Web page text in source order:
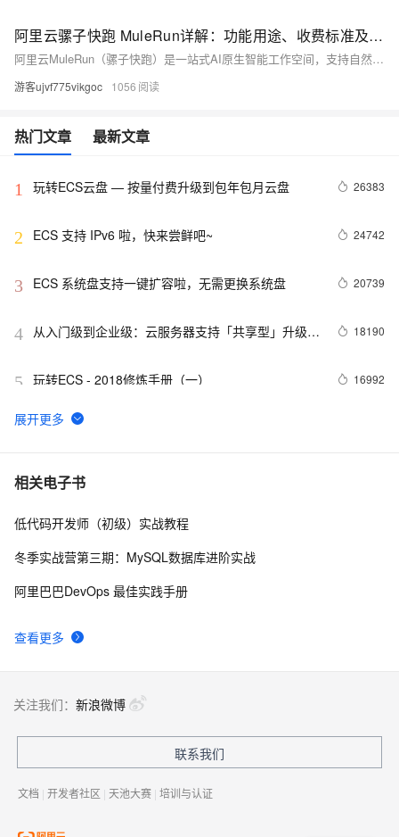
阿里云骡子快跑 MuleRun详解：功能用途、收费标准及完整使用指南
阿里云MuleRun（骡子快跑）是一站式AI原生智能工作空间，支持自然语言驱动任务执行，具备四层记忆、主动智能与可信沙箱等能力，深度集成电商、CRM等数据源，助力企业自动化运营、多平台触达与分析提效。提供Team版（420元/席/月）和Enterprise版（2500元/席/年）。MuleRun（骡子快跑）官网：https://t.aliyun.com/U/gSCv7v
游客ujvf775vikgoc 1056
热门文章 最新文章
1 玩转ECS云盘 — 按量付费升级到包年包月云盘 26383
2 ECS 支持 IPv6 啦，快来尝鲜吧~ 24742
3 ECS 系统盘支持一键扩容啦，无需更换系统盘 20739
4 从入门级到企业级：云服务器支持「共享型」升级
18190
5 玩转ECS - 2018修炼手册（一） 16992
6 VPC实例公网IP转弹性公网IP功能
7 【降价信息】弹性计算好“任性”，ECS又降价了~
8 省钱小贴士（ECS）：教你如何每年省出8w+ 块
相关电子书
查看更多
低代码开发师（初级）实战教程
冬季实战营第三期：MySQL数据库进阶实战
阿里巴巴DevOps 最佳实践手册
关注我们： 新浪微博
联系我们
文档 | 开发者社区 | 天池大赛 | 培训与认证